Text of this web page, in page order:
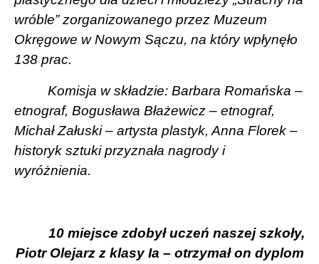
wróble” zorganizowanego przez Muzeum
Okręgowe w Nowym Sączu, na który wpłynęło
138 prac.
Komisja w składzie: Barbara Romańska –
etnograf, Bogusława Błażewicz – etnograf,
Michał Załuski – artysta plastyk, Anna Florek –
historyk sztuki przyznała nagrody i
wyróżnienia.
10 miejsce zdobył uczeń naszej szkoły,
Piotr Olejarz z klasy Ia – otrzymał on dyplom